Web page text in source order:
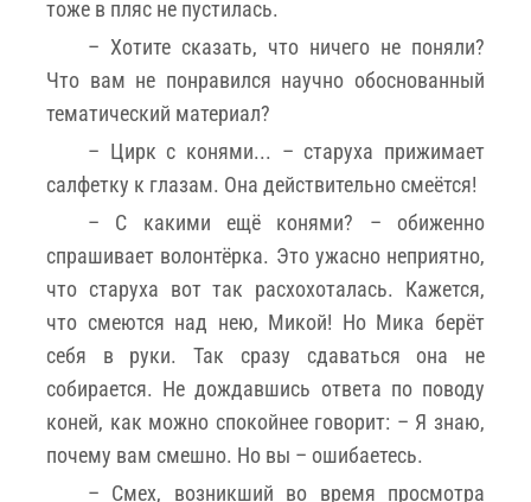
тоже в пляс не пустилась.
– Хотите сказать, что ничего не поняли?
Что вам не понравился научно обоснованный
тематический материал?
– Цирк с конями... – старуха прижимает
салфетку к глазам. Она действительно смеётся!
– С какими ещё конями? – обиженно
спрашивает волонтёрка. Это ужасно неприятно,
что старуха вот так расхохоталась. Кажется,
что смеются над нею, Микой! Но Мика берёт
себя в руки. Так сразу сдаваться она не
собирается. Не дождавшись ответа по поводу
коней, как можно спокойнее говорит: – Я знаю,
почему вам смешно. Но вы – ошибаетесь.
– Смех, возникший во время просмотра